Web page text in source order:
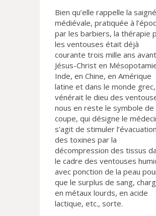
Bien qu’elle rappelle la
médiévale, pratiquée à
par les barbiers, la thérapie
les ventouses était déjà
courante trois mille ans avant
Jésus-Christ en
Inde, en Chine, en Amérique
latine et dans le monde
vénérait le dieu des
nous en reste le symbole de
coupe, qui désigne le
s’agit de stimuler l’évacuation
des toxines par la
décompression des tissus
le cadre des ventouses
avec ponction de la peau
que le surplus de sang,
en métaux lourds, en acide
lactique, etc., sorte.